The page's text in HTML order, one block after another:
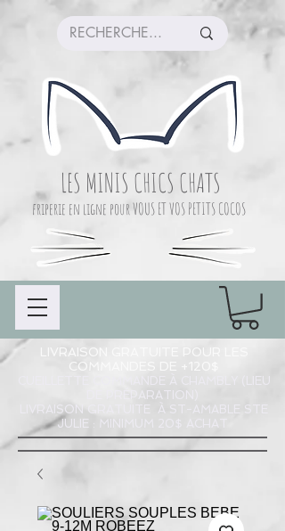
LES MINIS CHICS CHATS
friperie en ligne pour VOUS ET VOS PETITS COCOS
LIVRAISON GRATUITE POUR LES
COMMANDES DE +120$
CUEILLETTE COMMANDE À CHAMBLY (LIEU
DE PRÉPARATION)
LIVRAISON GRATUITE À ST-AMABLE STE
JULIE : MINIMUM 20$ ACHAT